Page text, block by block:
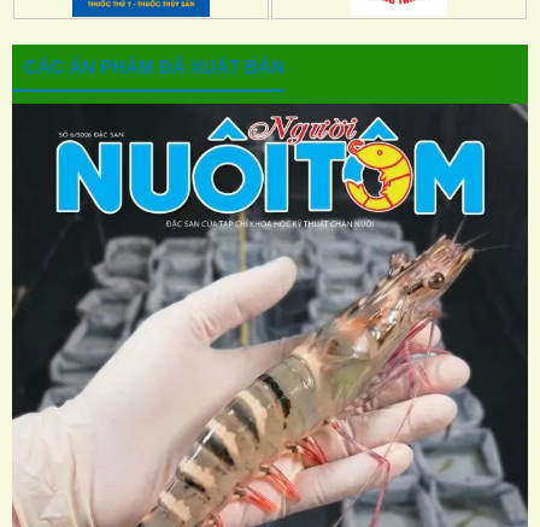
CÁC ẤN PHẨM ĐÃ XUẤT BẢN